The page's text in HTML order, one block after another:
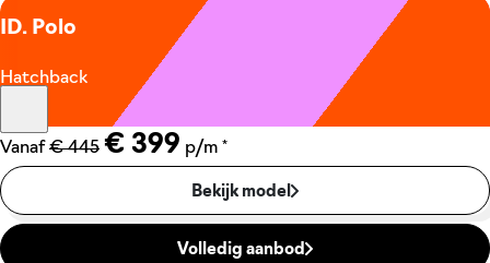
ID. Polo
Hatchback
Vanaf € 445 € 399 p/m *
Bekijk model
Volledig aanbod